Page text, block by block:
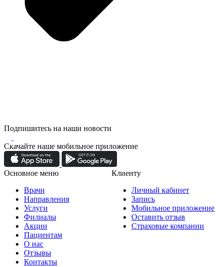
Подпишитесь на наши новости
Скачайте наше мобильное приложение
Основное меню
Врачи
Направления
Услуги
Филиалы
Акции
Пациентам
О нас
Отзывы
Контакты
Клиенту
Личный кабинет
Запись
Мобильное приложение
Оставить отзыв
Страховые компании